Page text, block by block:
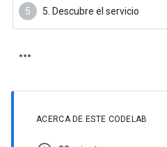
5. Descubre el servicio
ACERCA DE ESTE CODELAB